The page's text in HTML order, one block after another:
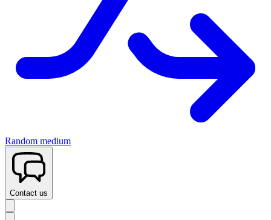
Random medium
Contact us